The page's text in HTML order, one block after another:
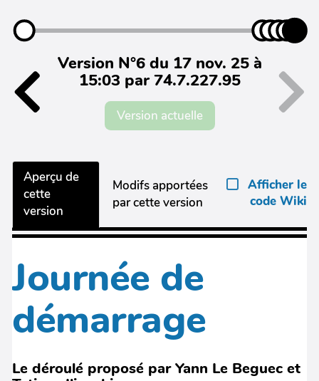
Version N°6 du 17 nov. 25 à
15:03 par 74.7.227.95
Version actuelle
Aperçu de
cette
version
Modifs apportées
par cette version
Afficher le
code Wiki